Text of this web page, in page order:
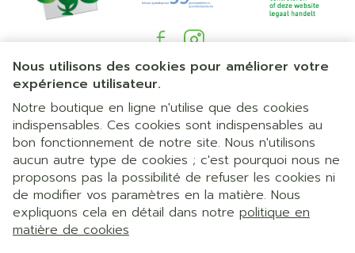
Nous utilisons des cookies pour améliorer votre
expérience utilisateur.
Notre boutique en ligne n'utilise que des cookies
indispensables. Ces cookies sont indispensables au
bon fonctionnement de notre site. Nous n'utilisons
aucun autre type de cookies ; c'est pourquoi nous ne
proposons pas la possibilité de refuser les cookies ni
de modifier vos paramètres en la matière. Nous
expliquons cela en détail dans notre politique en
matière de cookies
Liens légaux